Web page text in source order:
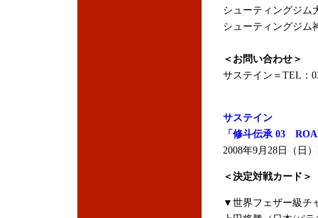
シューティングジム
シューティングジム
＜お問い合わせ＞
サステイン＝TEL：
サステイン
「修斗伝承 03
2008年9月28日（日
＜決定対戦カード＞
▼世界フェザー級チ